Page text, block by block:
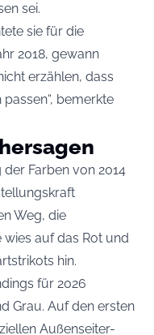
sei.
sie für die
2018, gewann
erzählen, dass
bemerkte
Farben von 2014
Weg, die
auf das Rot und
hin.
für 2026
Grau. Auf den ersten
Außenseiter-